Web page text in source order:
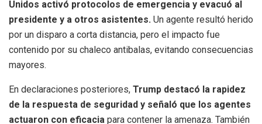
Unidos activó protocolos de emergencia y evacuó al
presidente y a otros asistentes. Un agente resultó herido
por un disparo a corta distancia, pero el impacto fue
contenido por su chaleco antibalas, evitando consecuencias
mayores.
En declaraciones posteriores, Trump destacó la rapidez
de la respuesta de seguridad y señaló que los agentes
actuaron con eficacia para contener la amenaza. También